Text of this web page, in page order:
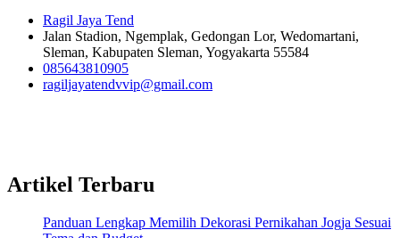
Ragil Jaya Tend
Jalan Stadion, Ngemplak, Gedongan Lor, Wedomartani,
Sleman, Kabupaten Sleman, Yogyakarta 55584
085643810905
ragiljayatendvvip@gmail.com
Artikel Terbaru
Panduan Lengkap Memilih Dekorasi Pernikahan Jogja Sesuai